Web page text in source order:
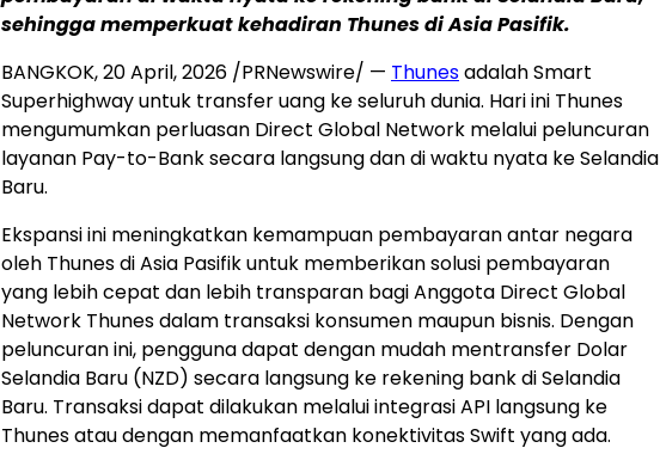
sehingga memperkuat kehadiran Thunes di Asia Pasifik.
BANGKOK,20 April, 2026 /PRNewswire/ — Thunesadalah Smart
Superhighway untuk transfer uang ke seluruh dunia. Hari ini Thunes
mengumumkan perluasan Direct Global Network melalui peluncuran
layanan Pay-to-Bank secara langsung dan di waktu nyata ke Selandia
Baru.
Ekspansi ini meningkatkan kemampuan pembayaran antar negara
oleh Thunes di Asia Pasifik untuk memberikan solusi pembayaran
yang lebih cepat dan lebih transparan bagi Anggota Direct Global
Network Thunes dalam transaksi konsumen maupun bisnis. Dengan
peluncuran ini, pengguna dapat dengan mudah mentransfer Dolar
Selandia Baru (NZD) secara langsung ke rekening bank di Selandia
Baru. Transaksi dapat dilakukan melalui integrasi API langsung ke
Thunes atau dengan memanfaatkan konektivitas Swift yang ada.